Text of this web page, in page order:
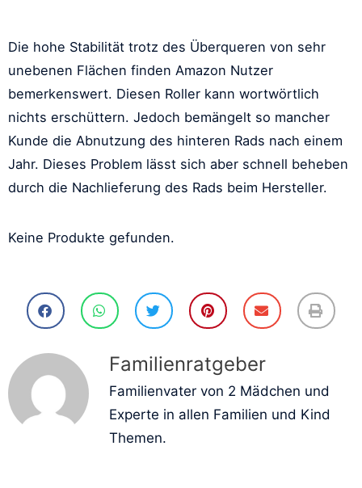
Die hohe Stabilität trotz des Überqueren von sehr
unebenen Flächen finden Amazon Nutzer
bemerkenswert. Diesen Roller kann wortwörtlich
nichts erschüttern. Jedoch bemängelt so mancher
Kunde die Abnutzung des hinteren Rads nach einem
Jahr. Dieses Problem lässt sich aber schnell beheben
durch die Nachlieferung des Rads beim Hersteller.
Keine Produkte gefunden.
Familienratgeber
Familienvater von 2 Mädchen und
Experte in allen Familien und Kind
Themen.